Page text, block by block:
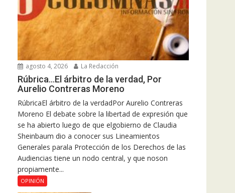
agosto 4, 2026 La Redacción
Rúbrica…El árbitro de la verdad, Por
Aurelio Contreras Moreno
RúbricaEl árbitro de la verdadPor Aurelio Contreras
Moreno El debate sobre la libertad de expresión que
se ha abierto luego de que elgobierno de Claudia
Sheinbaum dio a conocer sus Lineamientos
Generales parala Protección de los Derechos de las
Audiencias tiene un nodo central, y que noson
propiamente...
OPINIÓN